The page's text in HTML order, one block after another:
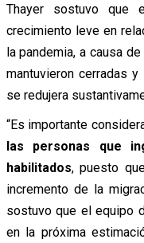
Thayer sostuvo que
crecimiento leve en
la pandemia, a causa
mantuvieron cerradas
se redujera
“Es importante
las personas que
habilitados, puesto
incremento de la
sostuvo que el equipo
en la próxima